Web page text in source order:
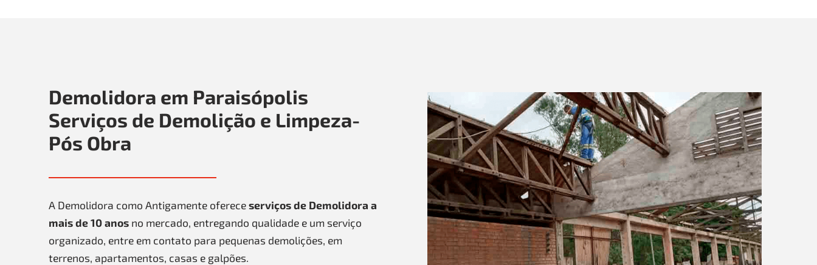
Demolidora em Paraisópolis
Serviços de Demolição e Limpeza-
Pós Obra
A Demolidora como Antigamente ofereceserviços de Demolidora a
mais de 10 anos no mercado, entregando qualidade e um serviço
organizado, entre em contato para pequenas demolições, em
terrenos, apartamentos, casas e galpões.